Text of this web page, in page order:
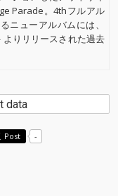
Parade。4thフルアル
ニューアルバムには、
りリリースされた過去
data
Post -